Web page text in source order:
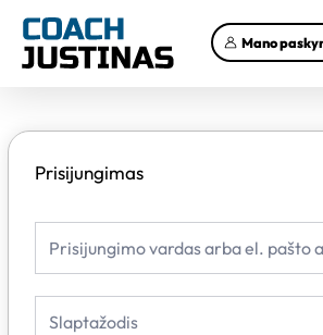
prie
turinio
Mano
Prisijungimas